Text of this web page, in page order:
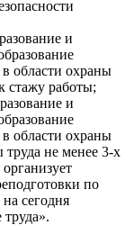
и
области охраны
стажу работы;
и
области охраны
труда не менее 3-х
по
сегодня